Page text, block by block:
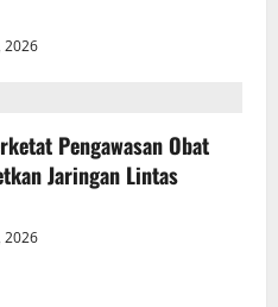
2026
Pengawasan Obat
Jaringan Lintas
2026